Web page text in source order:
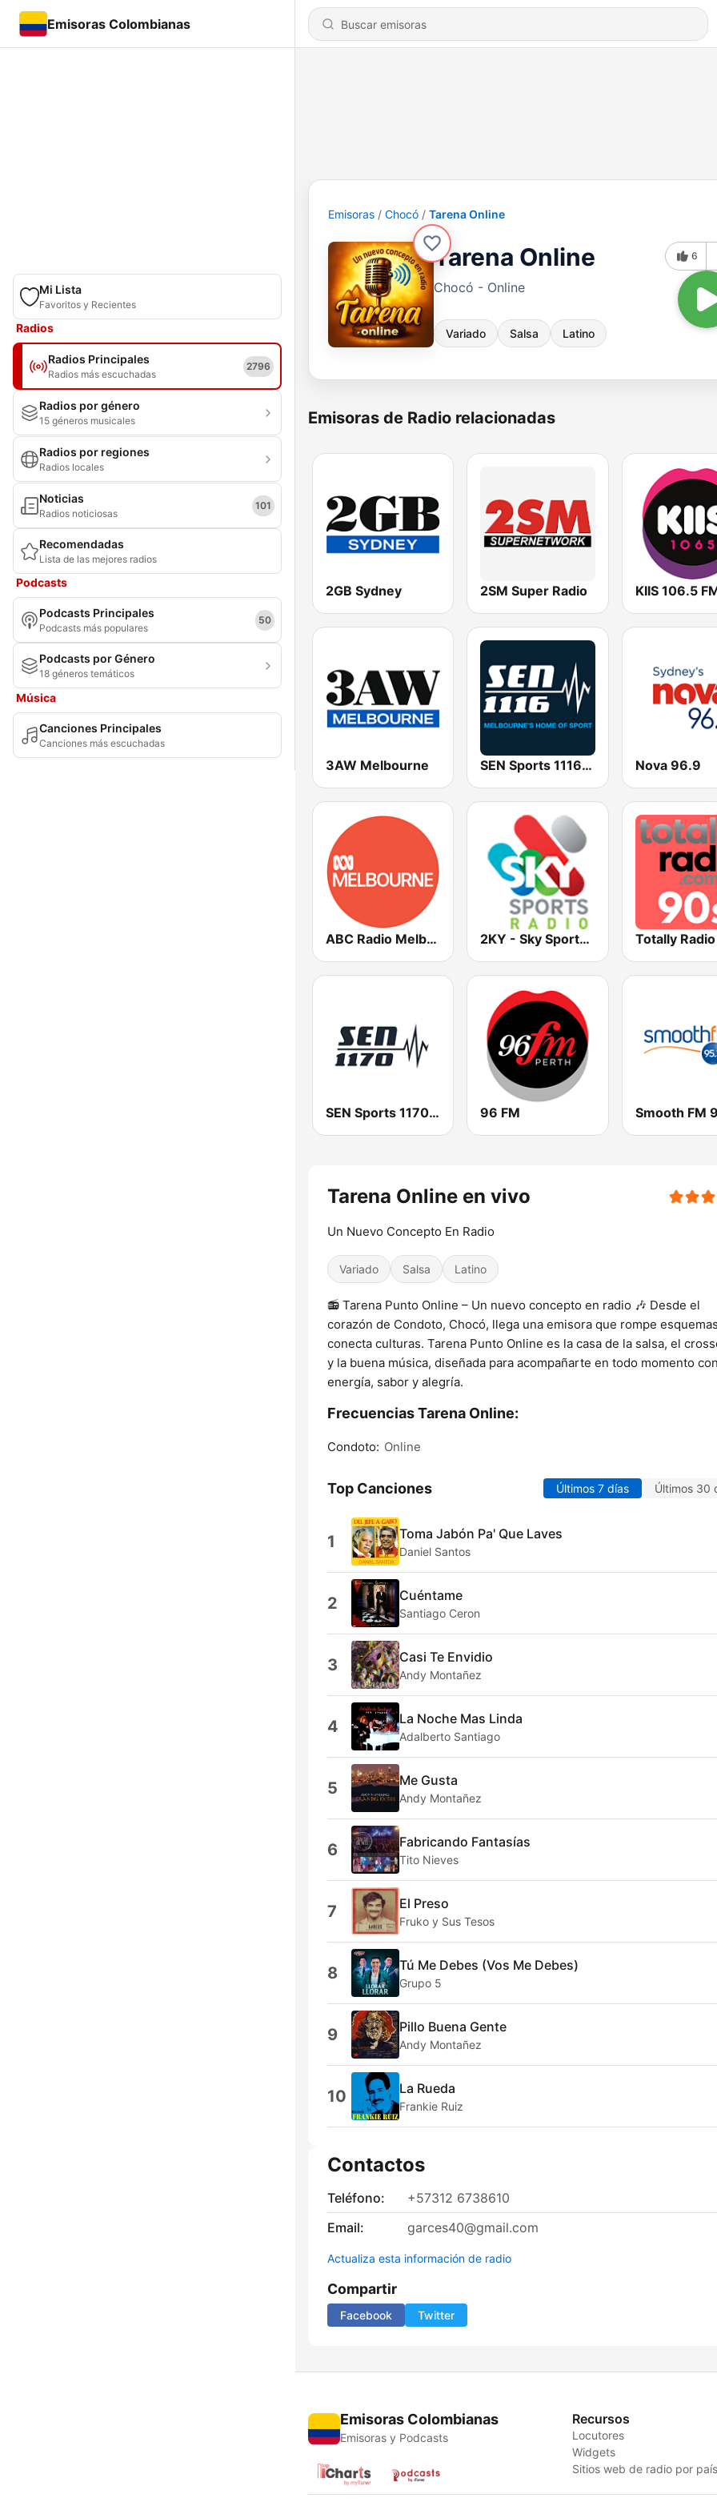
Emisoras Colombianas
Mi Lista
Favoritos y Recientes
Radios
Radios Principales
Radios más escuchadas
2796
Radios por género
15 géneros musicales
Radios por regiones
Radios locales
Noticias
Radios noticiosas
101
Recomendadas
Lista de las mejores radios
Podcasts
Podcasts Principales
Podcasts más populares
50
Podcasts por Género
18 géneros temáticos
Música
Canciones Principales
Canciones más escuchadas
Emisoras Chocó Tarena Online
Tarena Online
Chocó - Online
Variado Salsa Latino
6
Emisoras de Radio relacionadas
2GB Sydney 2SM Super Radio KIIS 106.5
3AW Melbourne SEN Sports 1116 AM Nova 96.9
ABC Radio Melbourne 2KY - Sky Sports Radio Totally
SEN Sports 1170 Sydney 96 FM
Tarena Online en vivo
Un Nuevo Concepto En Radio
Variado Salsa Latino
📻 Tarena Punto Online – Un nuevo concepto en radio 🎶 Desde el
corazón de Condoto, Chocó, llega una emisora que rompe
conecta culturas. Tarena Punto Online es la casa de la salsa, el
y la buena música, diseñada para acompañarte en todo momento
energía, sabor y alegría.
Frecuencias Tarena Online:
Condoto: Online
Top Canciones Últimos 7 días Últimos 30
1 Toma Jabón Pa' Que Laves
Daniel Santos
2 Cuéntame
Santiago Ceron
3 Casi Te Envidio
Andy Montañez
4 La Noche Mas Linda
Adalberto Santiago
5 Me Gusta
Andy Montañez
6 Fabricando Fantasías
Tito Nieves
7 El Preso
Fruko y Sus Tesos
8 Tú Me Debes (Vos Me Debes)
Grupo 5
9 Pillo Buena Gente
Andy Montañez
10 La Rueda
Frankie Ruiz
Contactos
Teléfono:
+57312 6738610
Email:
garces40@gmail.com
Actualiza esta información de radio
Compartir
Facebook Twitter
Emisoras Colombianas
Emisoras y Podcasts
Recursos
Locutores
Widgets
Sitios web de radio por